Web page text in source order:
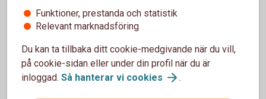
Funktioner, prestanda och statistik
Relevant marknadsföring
Du kan ta tillbaka ditt cookie-medgivande när du vill,
på cookie-sidan eller under din profil när du är
inloggad. Så hanterar vi cookies .